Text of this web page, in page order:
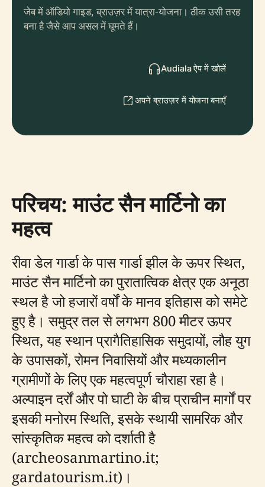
जेब में ऑडियो गाइड, ब्राउज़र में यात्रा-योजना। ठीक उसी तरह
बना है जैसे आप असल में घूमते हैं।
Audiala ऐप में खोलें
अपने ब्राउज़र में योजना बनाएँ
परिचय: माउंट सैन मार्टिनो का
महत्व
रीवा डेल गार्डा के पास गार्डा झील के ऊपर स्थित,
माउंट सैन मार्टिनो का पुरातात्विक क्षेत्र एक अनूठा
स्थल है जो हजारों वर्षों के मानव इतिहास को समेटे
हुए है। समुद्र तल से लगभग 800 मीटर ऊपर
स्थित, यह स्थान प्रागैतिहासिक समुदायों, लौह युग
के उपासकों, रोमन निवासियों और मध्यकालीन
ग्रामीणों के लिए एक महत्वपूर्ण चौराहा रहा है।
अल्पाइन दर्रों और पो घाटी के बीच प्राचीन मार्गों पर
इसकी मनोरम स्थिति, इसके स्थायी सामरिक और
सांस्कृतिक महत्व को दर्शाती है
(archeosanmartino.it;
gardatourism.it)।